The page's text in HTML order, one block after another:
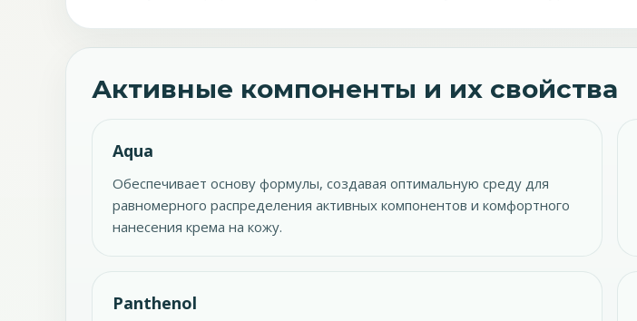
Активные компоненты и их свойства
Aqua
Обеспечивает основу формулы, создавая оптимальную среду для
равномерного распределения активных компонентов и комфортного
нанесения крема на кожу.
Panthenol